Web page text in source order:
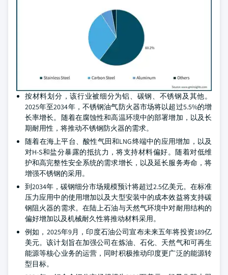
按材料划分，该行业被细分为铝、碳钢、不锈钢及其他。
2025年至2034年，不锈钢油气防火器市场将以超过5.5%的增
长率增长。随着在腐蚀性和高温环境中的部署增加，以及长
期耐用性，将推动不锈钢防火器的需求。
随着在海上平台、酸性气田和LNG终端中的应用增加，以及
对H-S和盐分暴露的抵抗力，将支持材料偏好。随着对低维
护和高完整性安全系统的需求增长，以及延长服务寿命，将
增强不锈钢的采用。
到2034年，碳钢细分市场规模预计将超过2.5亿美元。在标准
压力应用中的使用增加以及大型安装中的成本效益将支持碳
钢阻火器的需求。在陆上石油与天然气环境中对耐用结构的
偏好增加以及机械耐久性将推动材料采用。
例如，2025年9月，印度石油公司宣布未来五年将投资189亿
美元。该计划旨在加强公司在炼油、石化、天然气和可再生
能源等核心业务的运营，同时积极推动印度更广泛的能源转
型目标。